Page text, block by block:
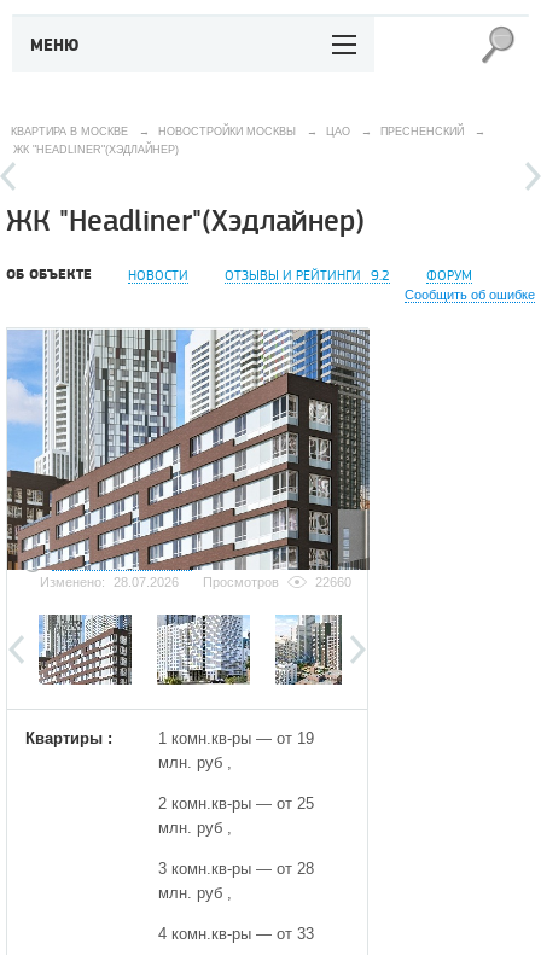
МЕНЮ
КВАРТИРА В МОСКВЕ → НОВОСТРОЙКИ МОСКВЫ → ЦАО → ПРЕСНЕНСКИЙ
→
ЖК "HEADLINER"(ХЭДЛАЙНЕР)
ЖК "Headliner"(Хэдлайнер)
ОБ ОБЪЕКТЕ НОВОСТИ ОТЗЫВЫ И РЕЙТИНГИ 9.2 ФОРУМ
Сообщить об ошибке
Добавить фотографию
Изменено:
28.07.2026 Просмотров 22660
Квартиры :
1 комн.кв-ры — от 19
млн. руб ,
2 комн.кв-ры — от 25
млн. руб ,
3 комн.кв-ры — от 28
млн. руб ,
4 комн.кв-ры — от 33